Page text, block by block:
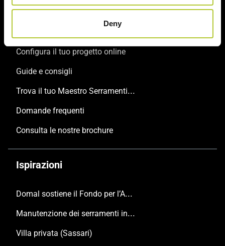
Deny
Configura il tuo progetto online
Guide e consigli
Trova il tuo Maestro Serramentista Domal
Domande frequenti
Consulta le nostre brochure
Ispirazioni
Domal sostiene il Fondo per l’Ambiente Italiano anche per le Giornate FAI di Primavera 2024
Manutenzione dei serramenti in alluminio
Villa privata (Sassari)